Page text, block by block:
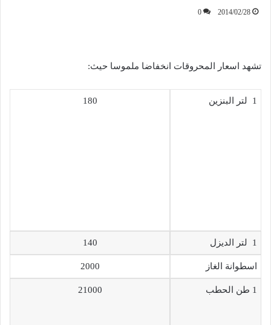
2014/02/28
0
تشهد اسعار المحروقات انخفاضا ملموسا حيث:
1 لتر البنزين 180
1 لتر الديزل 140
اسطوانة الغاز 2000
1 طن الحطب 21000